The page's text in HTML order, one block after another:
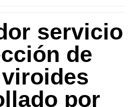
servicio
de
por